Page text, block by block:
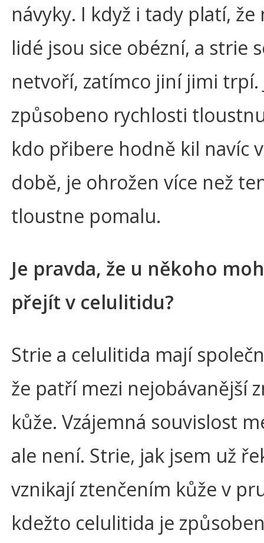
návyky. I když i tady platí,
lidé jsou sice obézní, a strie
netvoří, zatímco jiní jimi trpí.
způsobeno rychlosti
kdo přibere hodně kil navíc
době, je ohrožen více než
tloustne pomalu.
Je pravda, že u někoho
přejít v celulitidu?
Strie a celulitida mají
že patří mezi nejobávanější
kůže. Vzájemná souvislost
ale není. Strie, jak jsem už
vznikají ztenčením kůže v
kdežto celulitida je